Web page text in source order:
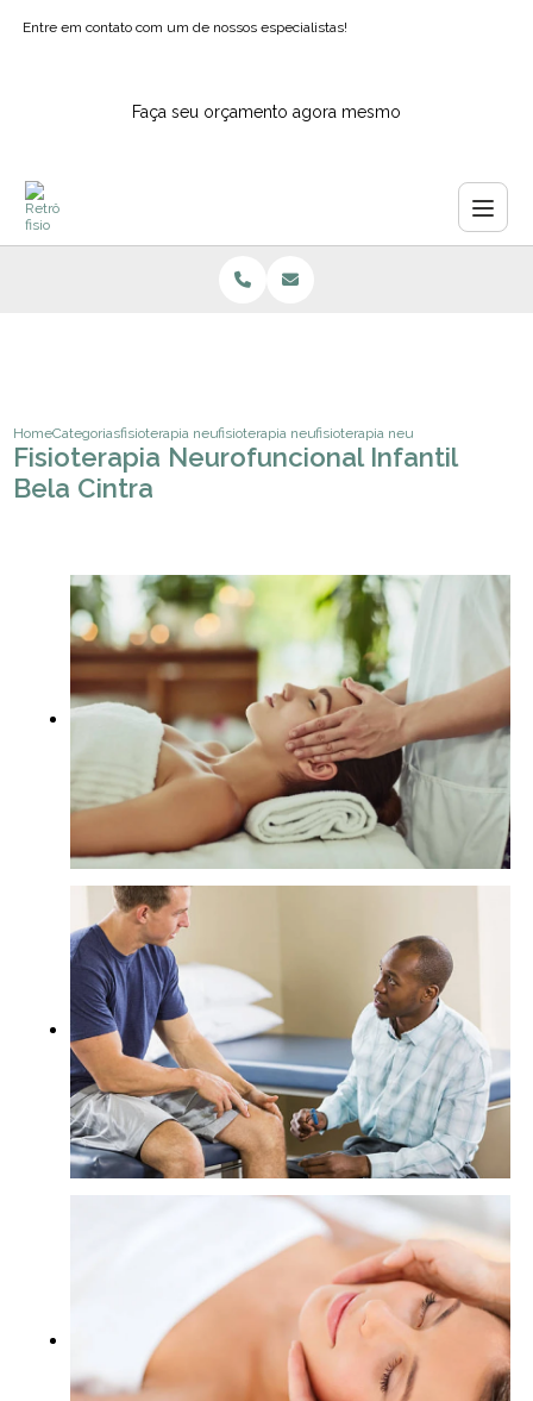
Entre em contato com um de nossos especialistas!
Faça seu orçamento agora mesmo
HomeCategoriasfisioterapia neurologicafisioterapia neurologica domiciliar sao paulo
fisioterapia neurofuncional
Fisioterapia Neurofuncional Infantil
Bela Cintra